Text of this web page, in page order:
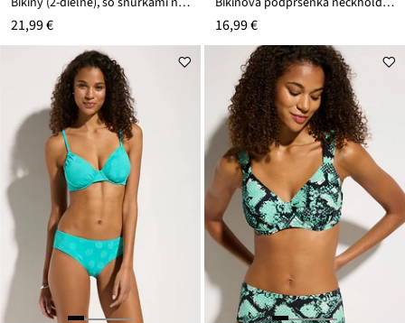
21,99 € 16,99 €